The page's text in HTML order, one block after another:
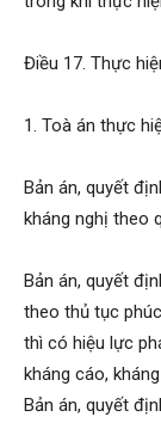
Điều 17. Thực
1. Toà án thực
Bản án, quyết
kháng nghị theo
Bản án, quyết
theo thủ tục
thì có hiệu lực
kháng cáo,
Bản án, quyết